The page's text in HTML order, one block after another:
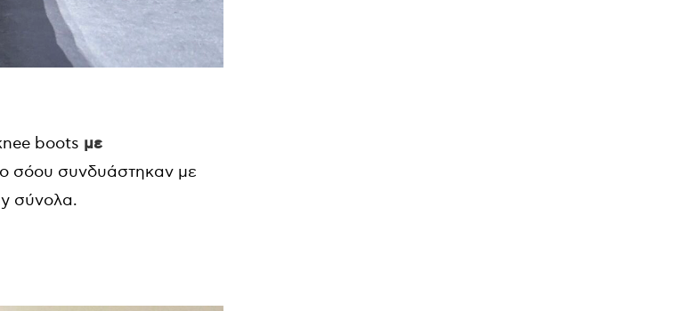
boots με
σόου συνδυάστηκαν με
σύνολα.